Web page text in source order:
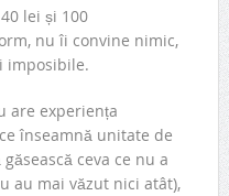
lei și 100
nu îi convine nimic,
imposibile.
are experiența
înseamnă unitate de
ceva ce nu a
au mai văzut nici atât),